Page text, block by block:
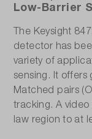
Low-Barrier
The Keysight
detector has
variety of
sensing. It offers
Matched pairs
tracking. A
law region to at